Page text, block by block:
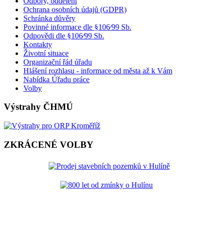
Ochrana osobních údajů (GDPR)
Schránka důvěry
Povinné informace dle §106⁄99 Sb.
Odpovědi dle §106⁄99 Sb.
Kontakty
Životní situace
Organizační řád úřadu
Hlášení rozhlasu - informace od města až k Vám
Nabídka Úřadu práce
Volby
Výstrahy ČHMÚ
ZKRÁCENÉ VOLBY